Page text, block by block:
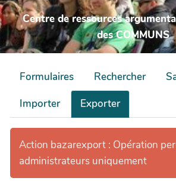
Centre de ressources
des COMMUNS
Formulaires Rechercher
Importer
Exporter
Action bazarexport : Opération
administrateurs uniquement